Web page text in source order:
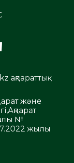
ақпараттық
және
№
жылы